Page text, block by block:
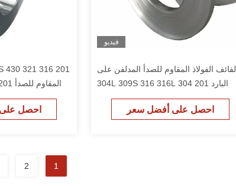
فيديو
لفائف الفولاذ المقاوم للصدأ المدلفن على
البارد 201 304 304L 309S 316 316L
شريط Ss 0.3 مم - 1.5 مم
احصل على أفضل سعر احصل
1
2